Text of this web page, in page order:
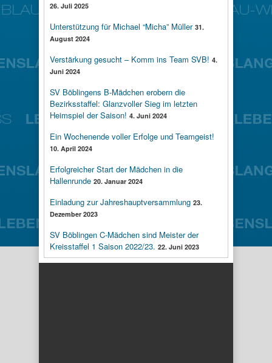
26. Juli 2025
Unterstützung für Michael “Micha” Müller 31.
August 2024
Verstärkung gesucht – Komm ins Team SVB! 4.
Juni 2024
SV Böblingens B-Mädchen erobern die
Bezirksstaffel: Glanzvoller Sieg im letzten
Heimspiel der Saison! 4. Juni 2024
Ein Wochenende voller Erfolge und Teamgeist!
10. April 2024
Erfolgreicher Start der Mädchen in die
Hallenrunde 20. Januar 2024
Einladung zur Jahreshauptversammlung 23.
Dezember 2023
SV Böblingen C-Mädchen sind Meister der
Kreisstaffel 1 Saison 2022/23. 22. Juni 2023